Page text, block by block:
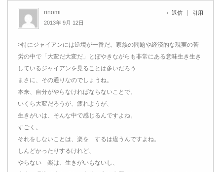
rinomi
2013年 9月 12日
返信 引用
>特にジャイアンには逆境が一番だ。家族の問題や経済的な現実の苦
労の中で「大変だ大変だ」とぼやきながらも非常にある意味生き生き
しているジャイアンを見ることは多いだろう
まさに、その通りなのでしょうね。
本来、自分がやらなければならないことで、
いくら大変だろうが、疲れようが、
生きがいは、そんな中で感じるんですよね。
すごく。
それをしないことは、楽を するは違うんですよね。
しんどかったりするけれど、
やらない 楽は、生きがいもないし、